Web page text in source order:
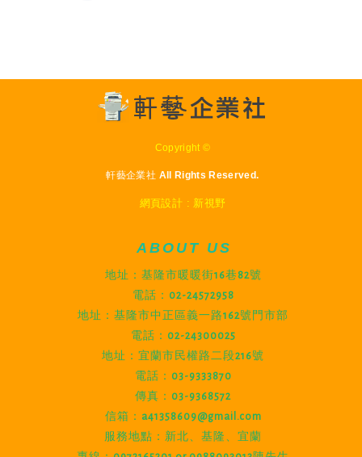
Copyright ©
軒藝企業社 All Rights Reserved.
網頁設計 : 新視野
ABOUT US
地址：基隆市暖暖街16巷82號
電話：02-24572958
地址：基隆市中正區義一路162號門市部
電話：02-24300025
地址：宜蘭市民權路二段216號
電話：03-9333870
傳真：03-9368572
信箱：a41358609@gmail.com
服務地點：新北、基隆、宜蘭